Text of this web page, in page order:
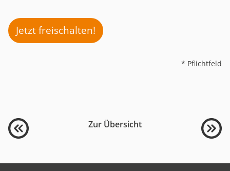
Jetzt freischalten!
* Pflichtfeld
Zur Übersicht